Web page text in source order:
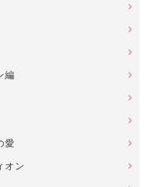
編
愛
オン